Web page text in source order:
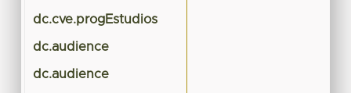
dc.cve.progEstudios
dc.audience
dc.audience